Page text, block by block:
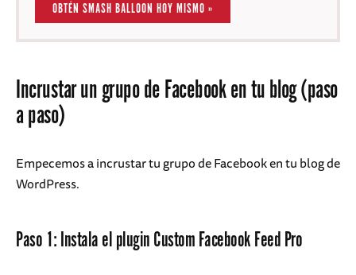
OBTÉN SMASH BALLOON HOY MISMO »
Incrustar un grupo de Facebook en tu blog (paso
a paso)
Empecemos a incrustar tu grupo de Facebook en tu blog de
WordPress.
Paso 1: Instala el plugin Custom Facebook Feed Pro